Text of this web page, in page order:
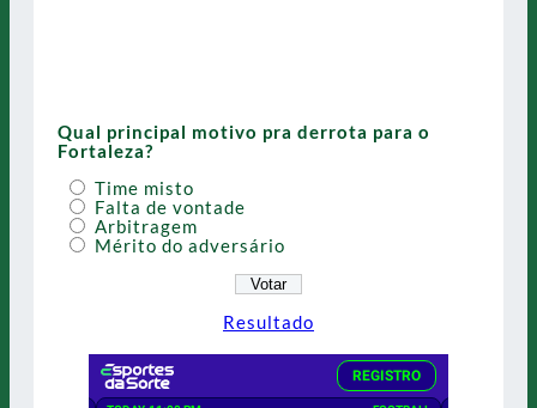
Qual principal motivo pra derrota para o
Fortaleza?
Time misto
Falta de vontade
Arbitragem
Mérito do adversário
Resultado